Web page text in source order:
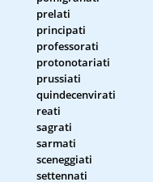
prelati
principati
professorati
protonotariati
prussiati
quindecenvirati
reati
sagrati
sarmati
sceneggiati
settennati